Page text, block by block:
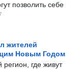
позволить себе
жителей
Новым Годом
где живут